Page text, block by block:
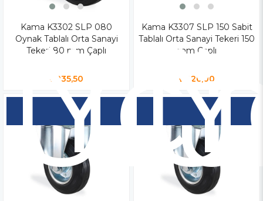
Kama K3302 SLP 080
Oynak Tablalı Orta Sanayi
Tekeri 80 mm Çaplı
₺235,50
Kama K3307 SLP 150 Sabit
Tablalı Orta Sanayi Tekeri 150
mm Çaplı
₺426,00